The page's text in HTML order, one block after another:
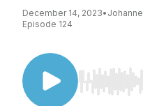
December 14, 2023•
Episode 124
Use Left/